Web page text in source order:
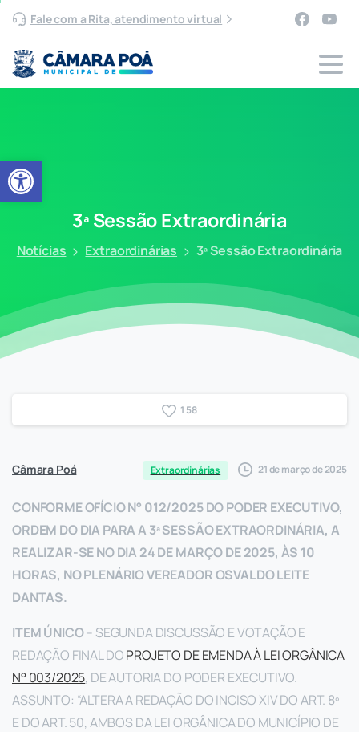
Abrir a barra de ferramentas
Fale com a Rita, atendimento virtual
3ªSessãoExtraordinária
Notícias Extraordinárias 3ª Sessão Extraordinária
1 58
Câmara Poá Extraordinárias 21 de março de 2025
CONFORME OFÍCIO N° 012/2025 DO PODER EXECUTIVO,
ORDEM DO DIA PARA A 3ª SESSÃO EXTRAORDINÁRIA, A
REALIZAR-SE NO DIA 24 DE MARÇO DE 2025, ÀS 10
HORAS, NO PLENÁRIO VEREADOR OSVALDO LEITE
DANTAS.
ITEM ÚNICO– SEGUNDA DISCUSSÃO E VOTAÇÃO E
REDAÇÃO FINAL DOPROJETO DE EMENDA À LEI ORGÂNICA
N° 003/2025, DE AUTORIA DO PODER EXECUTIVO.
ASSUNTO: “ALTERA A REDAÇÃO DO INCISO XIV DO ART. 8º
E DO ART. 50, AMBOS DA LEI ORGÂNICA DO MUNICÍPIO DE